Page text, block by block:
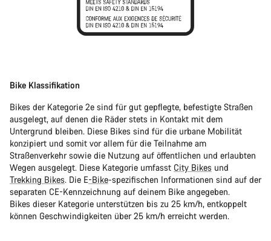
Bike Klassifikation
Bikes der Kategorie 2e sind für gut gepflegte, befestigte Straßen
ausgelegt, auf denen die Räder stets in Kontakt mit dem
Untergrund bleiben. Diese Bikes sind für die urbane Mobilität
konzipiert und somit vor allem für die Teilnahme am
Straßenverkehr sowie die Nutzung auf öffentlichen und erlaubten
Wegen ausgelegt. Diese Kategorie umfasst City Bikes und
Trekking Bikes. Die E-Bike-spezifischen Informationen sind auf der
separaten CE-Kennzeichnung auf deinem Bike angegeben.
Bikes dieser Kategorie unterstützen bis zu 25 km/h, entkoppelt
können Geschwindigkeiten über 25 km/h erreicht werden.